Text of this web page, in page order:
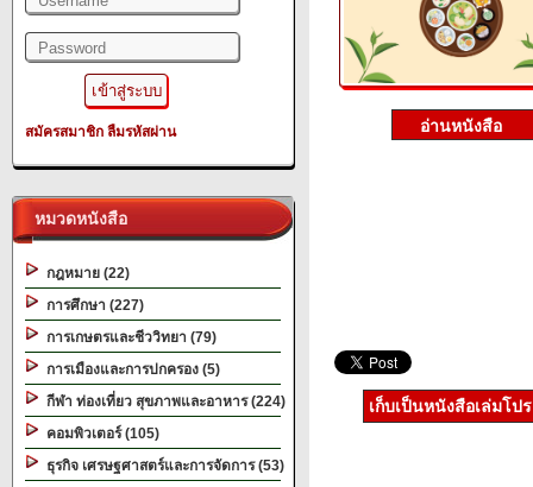
สมัครสมาชิก ลืมรหัสผ่าน
หมวดหนังสือ
กฎหมาย (22)
การศึกษา (227)
การเกษตรและชีววิทยา (79)
การเมืองและการปกครอง (5)
กีฬา ท่องเที่ยว สุขภาพและอาหาร (224)
คอมพิวเตอร์ (105)
ธุรกิจ เศรษฐศาสตร์และการจัดการ (53)
เก็บเป็นหนังสือเล่มโป